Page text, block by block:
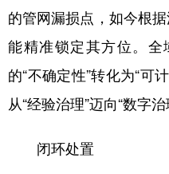
的管网漏损点，如今根
能精准锁定其方位。
的“不确定性”转化为“可
从“经验治理”迈向“数字
闭环处置